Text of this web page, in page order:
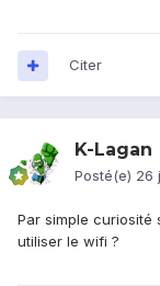
Citer
K-Lagan
Posté(e) 26
Par simple curiosité
utiliser le wifi ?